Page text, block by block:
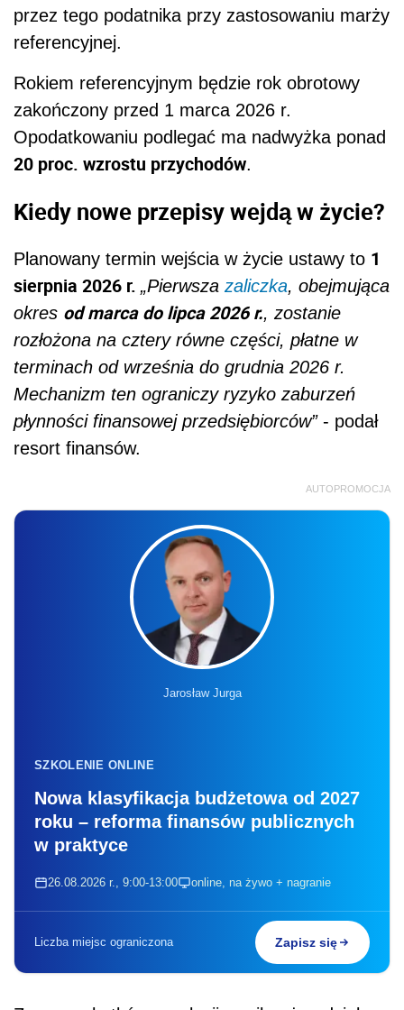
przez tego podatnika przy zastosowaniu marży
referencyjnej.
Rokiem referencyjnym będzie rok obrotowy
zakończony przed 1 marca 2026 r.
Opodatkowaniu podlegać ma nadwyżka ponad
20 proc. wzrostu przychodów.
Kiedy nowe przepisy wejdą w życie?
Planowany termin wejścia w życie ustawy to 1
sierpnia 2026 r. „Pierwsza zaliczka, obejmująca
okres od marca do lipca 2026 r., zostanie
rozłożona na cztery równe części, płatne w
terminach od września do grudnia 2026 r.
Mechanizm ten ograniczy ryzyko zaburzeń
płynności finansowej przedsiębiorców”- podał
resort finansów.
AUTOPROMOCJA
Jarosław Jurga
SZKOLENIE ONLINE
Nowa klasyfikacja budżetowa od 2027
roku – reforma finansów publicznych
w praktyce
26.08.2026 r., 9:00-13:00 online, na żywo + nagranie
Liczba miejsc ograniczona Zapisz się